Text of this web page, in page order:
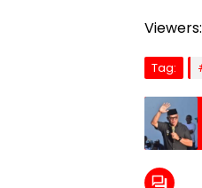
Viewers:
Tag: